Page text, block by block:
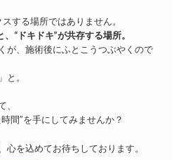
する場所ではありません。
“ドキドキ”が共存する場所。
が、施術後にふとこうつぶやくので
と。
、
間”を手にしてみませんか？
心を込めてお待ちしております。